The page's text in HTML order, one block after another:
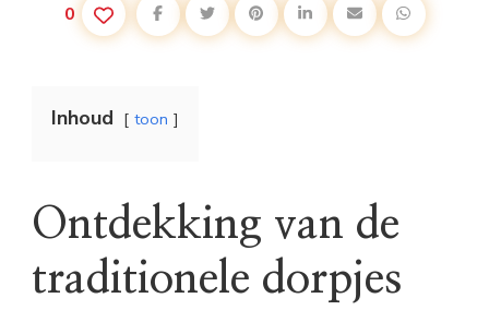
0
Inhoud toon
Ontdekking van de
traditionele dorpjes